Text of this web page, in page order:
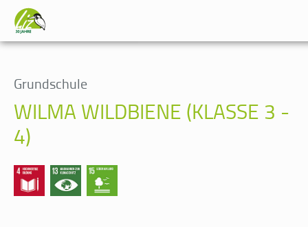
Grundschule
WILMA WILDBIENE (KLASSE 3 -
4)